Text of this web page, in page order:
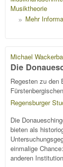
Musiktheorie
Mehr
Michael
Die
Regesten zu den
Regensburger
Die
bieten als
einmalige
anderen